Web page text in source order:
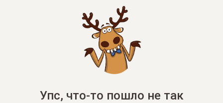
Упс, что-то пошло не так